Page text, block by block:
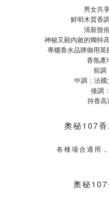
男女共
鮮明木質香
清新脫
神秘又顯內斂的獨特
專櫃香水品牌御用
香氛產
前調
中調：法國
後調：
持香高
奧秘107香
各種場合適用
奧秘107